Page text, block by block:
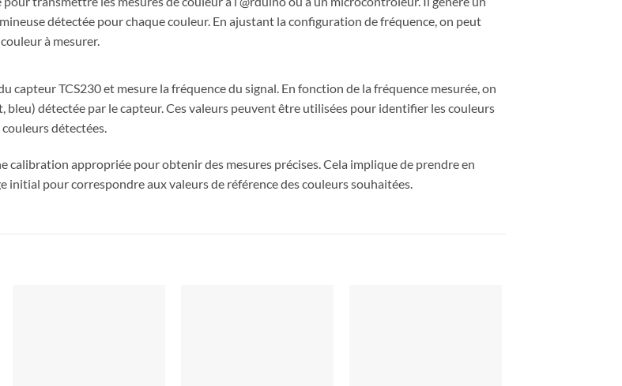
détectée pour chaque couleur. En ajustant la configuration de fréquence, on peut
à mesurer.
capteur TCS230 et mesure la fréquence du signal. En fonction de la fréquence mesurée, on
détectée par le capteur. Ces valeurs peuvent être utilisées pour identifier les couleurs
détectées.
calibration appropriée pour obtenir des mesures précises. Cela implique de prendre en
initial pour correspondre aux valeurs de référence des couleurs souhaitées.